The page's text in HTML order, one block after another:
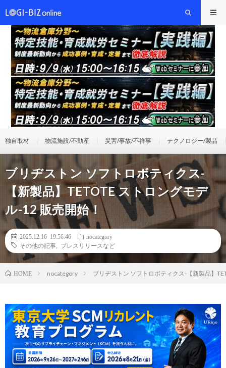
独自取材 物流施設/不動産 災害/事故/不祥事 テクノロジー/製品
ブリヂストン ソフトロボティクス-
【新製品】TETOTE ストロングモデ
ル-12 販売開始！
2025.12.16 19:56:46
nocategory
その他の記事
プレスリリースなど
HOME nocategory ブリヂストン ソフトロボティクス-【新製品】